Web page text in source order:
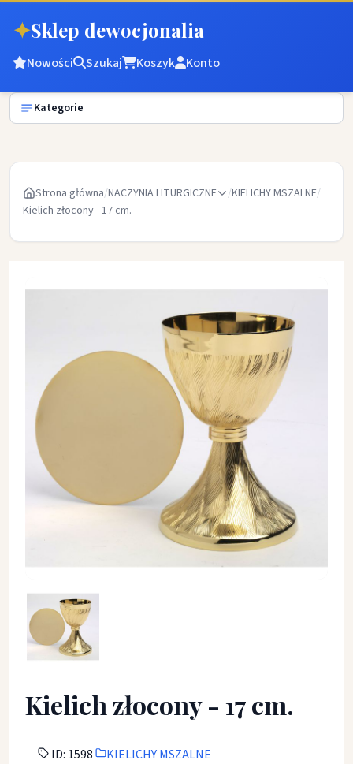
✦Sklep dewocjonalia
Nowości Szukaj Koszyk Konto
Kategorie
Strona główna/NACZYNIA LITURGICZNE /KIELICHY MSZALNE/
Kielich złocony - 17 cm.
Kielich złocony - 17 cm.
ID: 1598 KIELICHY MSZALNE